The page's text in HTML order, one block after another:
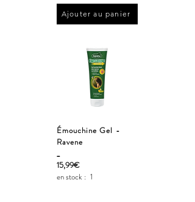
Ajouter au panier
Émouchine Gel -
Ravene
_
15,99€
en stock : 1